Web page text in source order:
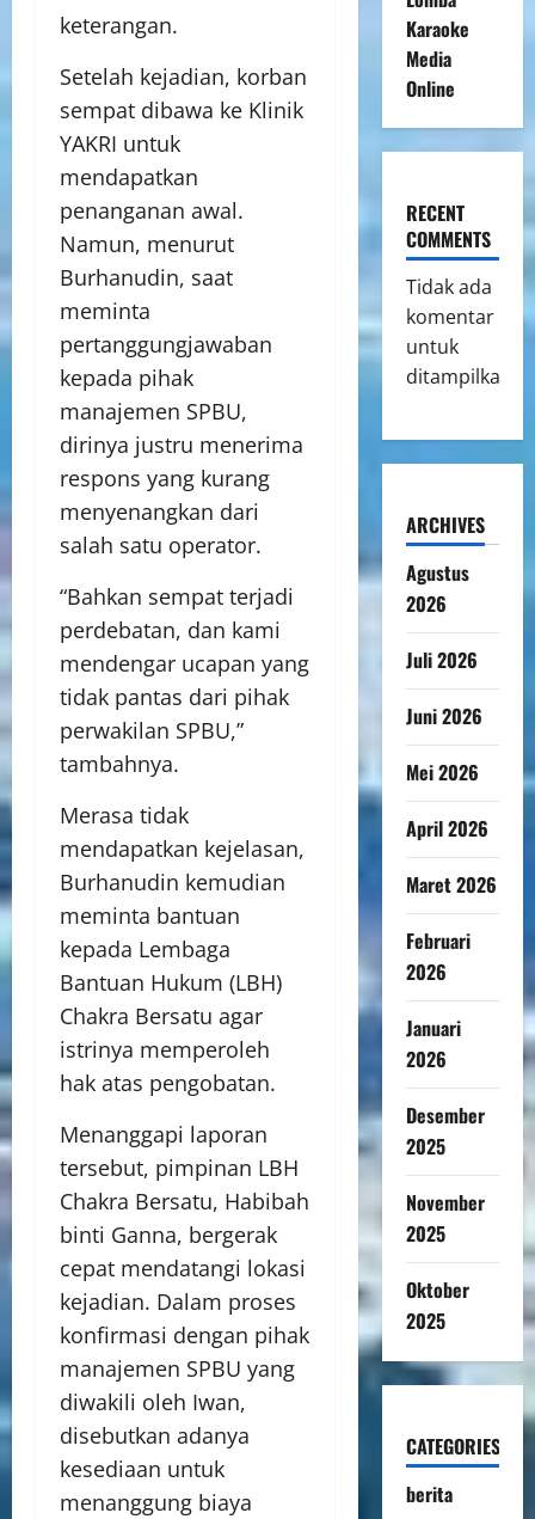
keterangan.
Setelah kejadian, korban
sempat dibawa ke Klinik
YAKRI untuk
mendapatkan
penanganan awal.
Namun, menurut
Burhanudin, saat
meminta
pertanggungjawaban
kepada pihak
manajemen SPBU,
dirinya justru menerima
respons yang kurang
menyenangkan dari
salah satu operator.
“Bahkan sempat terjadi
perdebatan, dan kami
mendengar ucapan yang
tidak pantas dari pihak
perwakilan SPBU,”
tambahnya.
Merasa tidak
mendapatkan kejelasan,
Burhanudin kemudian
meminta bantuan
kepada Lembaga
Bantuan Hukum (LBH)
Chakra Bersatu agar
istrinya memperoleh
hak atas pengobatan.
Menanggapi laporan
tersebut, pimpinan LBH
Chakra Bersatu, Habibah
binti Ganna, bergerak
cepat mendatangi lokasi
kejadian. Dalam proses
konfirmasi dengan pihak
manajemen SPBU yang
diwakili oleh Iwan,
disebutkan adanya
kesediaan untuk
menanggung biaya
Karaoke
Media
Online
RECENT
COMMENTS
Tidak ada
komentar
untuk
ditampilkan.
ARCHIVES
Agustus
2026
Juli 2026
Juni 2026
Mei 2026
April 2026
Maret 2026
Februari
2026
Januari
2026
Desember
2025
November
2025
Oktober
2025
CATEGORIES
berita